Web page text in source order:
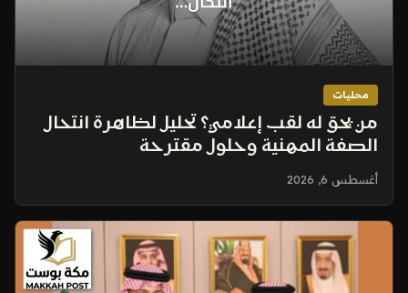
محليات
من يحق له لقب إعلامي؟ تحليل لظاهرة انتحال
الصفة المهنية وحلول مقترحة
أغسطس 6, 2026